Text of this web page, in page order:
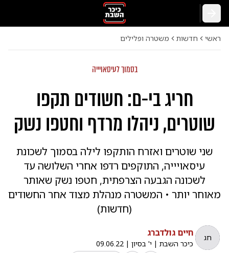
ראשי חדשות משטרה ופלילים
בסמוך לעיסאויייה
חריג בי-ם: חשודים תקפו
שוטרים, ניהלו מרדף וחטפו נשק
שני שוטרים ואזרח הותקפו לילה בסמוך לשכונת
עיסאויייה, התוקפים רדפו אחרי השלושה עד
לשכונה הגבעה הצרפתית, חטפו נשק שאותר
מאוחר יותר • המשטרה מנהלת מצוד אחר החשודים
(חדשות)
חג חיים גולדברג
כיכר השבת | י' בסיון |
09.06.22